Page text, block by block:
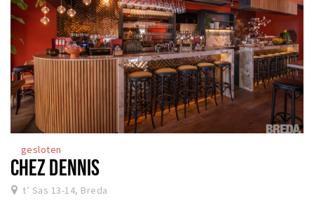
gesloten
CHEZ DENNIS
t’ Sas 13-14, Breda